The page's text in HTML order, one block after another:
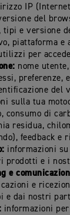
IP
del
tipi e versione
piattaforma e
per
nome
preferenze,
del
sulla tua
consumo di
residua,
feedback e
informazioni
prodotti e i
e
e
e dai nostri
informazioni